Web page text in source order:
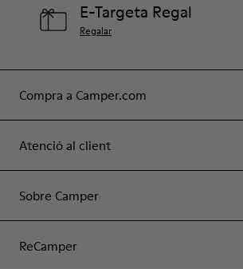
Compra a Camper.com
Atenció al client
Sobre Camper
ReCamper
E-Targeta Regal
Regalar